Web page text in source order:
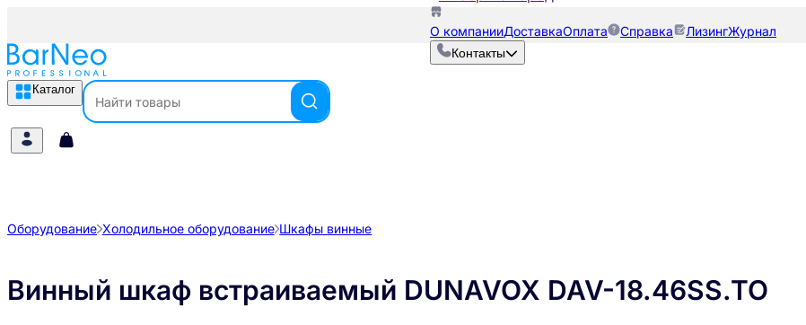
О компанииДоставкаОплата Справка ЛизингЖурнал
Контакты
Каталог
Оборудование Холодильное оборудование Шкафы винные
Винный шкаф встраиваемый DUNAVOX DAV-18.46SS.TO